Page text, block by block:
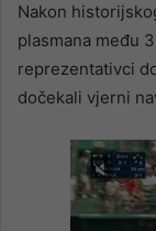
Nakon
plasmana među
reprezentativci
dočekali vjerni